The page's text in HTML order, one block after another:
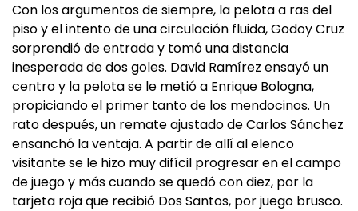
Con los argumentos de siempre, la pelota a ras del
piso y el intento de una circulación fluida, Godoy Cruz
sorprendió de entrada y tomó una distancia
inesperada de dos goles. David Ramírez ensayó un
centro y la pelota se le metió a Enrique Bologna,
propiciando el primer tanto de los mendocinos. Un
rato después, un remate ajustado de Carlos Sánchez
ensanchó la ventaja. A partir de allí al elenco
visitante se le hizo muy difícil progresar en el campo
de juego y más cuando se quedó con diez, por la
tarjeta roja que recibió Dos Santos, por juego brusco.